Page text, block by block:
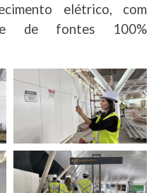
elétrico, com
de fontes 100%